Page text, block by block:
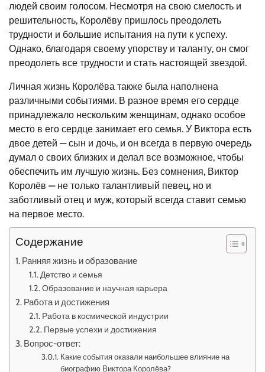
людей своим голосом. Несмотря на свою смелость и
решительность, Королёву пришлось преодолеть
трудности и большие испытания на пути к успеху.
Однако, благодаря своему упорству и таланту, он смог
преодолеть все трудности и стать настоящей звездой.
Личная жизнь Королёва также была наполнена
различными событиями. В разное время его сердце
принадлежало нескольким женщинам, однако особое
место в его сердце занимает его семья. У Виктора есть
двое детей — сын и дочь, и он всегда в первую очередь
думал о своих близких и делал все возможное, чтобы
обеспечить им лучшую жизнь. Без сомнения, Виктор
Королёв — не только талантливый певец, но и
заботливый отец и муж, который всегда ставит семью
на первое место.
Содержание
Ранняя жизнь и образование
Детство и семья
Образование и научная карьера
Работа и достижения
Работа в космической индустрии
Первые успехи и достижения
Вопрос-ответ:
Какие события оказали наибольшее влияние на
биографию Виктора Королёва?